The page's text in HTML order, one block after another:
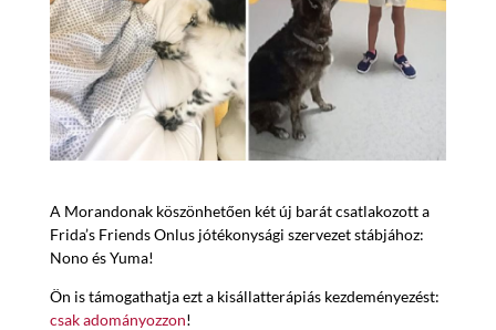
A Morandonak köszönhetően két új barát csatlakozott a
Frida’s Friends Onlus jótékonysági szervezet stábjához:
Nono és Yuma!
Ön is támogathatja ezt a kisállatterápiás kezdeményezést:
csak adományozzon!